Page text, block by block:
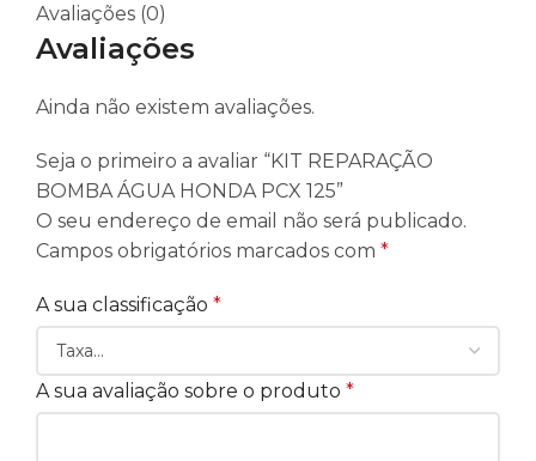
Avaliações (0)
Avaliações
Ainda não existem avaliações.
Seja o primeiro a avaliar “KIT REPARAÇÃO
BOMBA ÁGUA HONDA PCX 125”
O seu endereço de email não será publicado.
Campos obrigatórios marcados com *
A sua classificação *
A sua avaliação sobre o produto *